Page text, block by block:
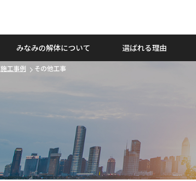
みなみの解体について 選ばれる理由
施工事例 その他工事